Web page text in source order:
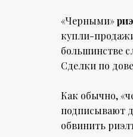
«Черными»
купли-
большинстве
Сделки по
Как обычно,
подписывают
обвинить